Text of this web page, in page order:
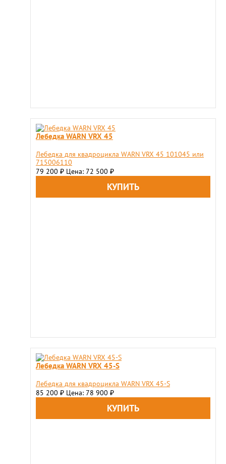
Лебедка WARN VRX 45
Лебедка для квадроцикла WARN VRX 45 101045 или
715006110
79 200 ₽ Цена: 72 500 ₽
Лебедка WARN VRX 45-S
Лебедка для квадроцикла WARN VRX 45-S
85 200 ₽ Цена: 78 900 ₽